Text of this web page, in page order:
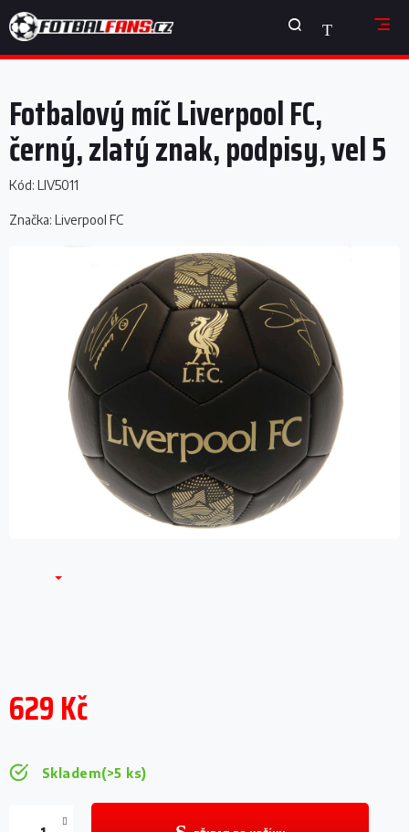
na
obsah
NÁKUPNÍ
KOŠÍK
Fotbalový míč Liverpool FC,
černý, zlatý znak, podpisy, vel 5
Kód: LIV5011
Značka: Liverpool FC
629 Kč
Skladem(>5 ks)